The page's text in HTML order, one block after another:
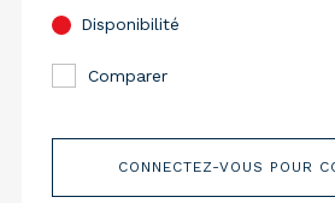
Disponibilité
Comparer
CONNECTEZ-VOUS POUR